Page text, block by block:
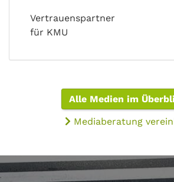
Vertrauenspartner
für KMU
Alle Medien im
Mediaberatung